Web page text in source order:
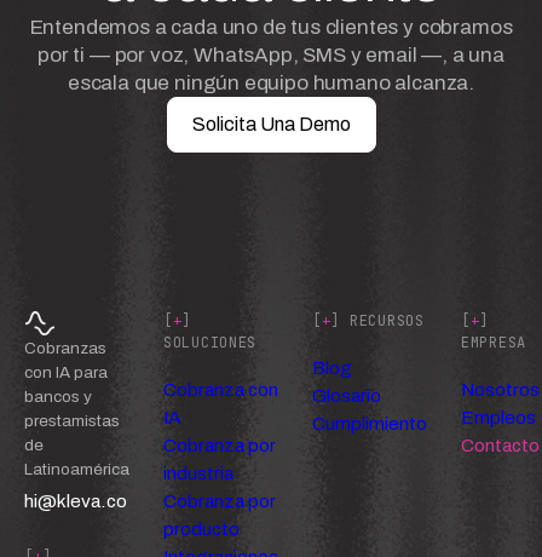
Entendemos a cada uno de tus clientes y cobramos
por ti — por voz, WhatsApp, SMS y email —, a una
escala que ningún equipo humano alcanza.
Solicita Una Demo
Cobranzas
con IA para
bancos y
prestamistas
de
Latinoamérica
hi@kleva.co
[+]
SOLUCIONES
Cobranza con
IA
Cobranza por
industria
Cobranza por
producto
[+] RECURSOS
Blog
Glosario
Cumplimiento
[+]
EMPRESA
Nosotros
Empleos
Contacto